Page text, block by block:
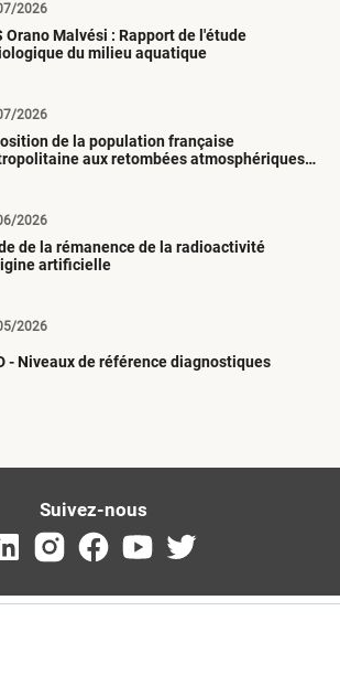
Orano Malvési : Rapport de l'étude
du milieu aquatique
2026
de la population française
aux retombées atmosphériques
depuis 1945
2026
de la rémanence de la radioactivité
artificielle
2026
- Niveaux de référence diagnostiques
2026
Suivez-nous